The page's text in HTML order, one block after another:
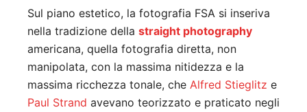
Sul piano estetico, la fotografia FSA si inseriva
nella tradizione della straight photography
americana, quella fotografia diretta, non
manipolata, con la massima nitidezza e la
massima ricchezza tonale, che Alfred Stieglitz e
Paul Strand avevano teorizzato e praticato negli